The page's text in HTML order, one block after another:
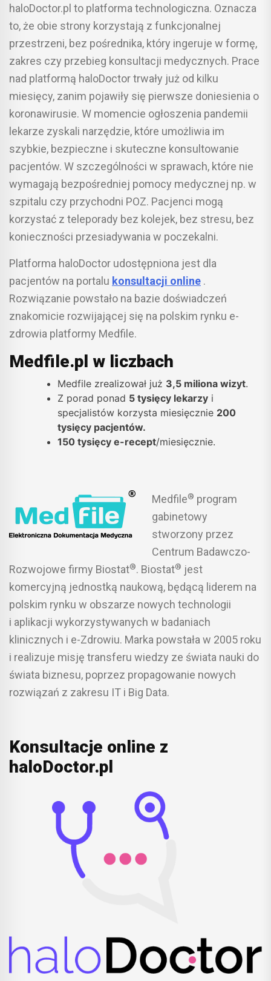
haloDoctor.pl to platforma technologiczna. Oznacza
to, że obie strony korzystają z funkcjonalnej
przestrzeni, bez pośrednika, który ingeruje w formę,
zakres czy przebieg konsultacji medycznych. Prace
nad platformą haloDoctor trwały już od kilku
miesięcy, zanim pojawiły się pierwsze doniesienia o
koronawirusie. W momencie ogłoszenia pandemii
lekarze zyskali narzędzie, które umożliwia im
szybkie, bezpieczne i skuteczne konsultowanie
pacjentów. W szczególności w sprawach, które nie
wymagają bezpośredniej pomocy medycznej np. w
szpitalu czy przychodni POZ. Pacjenci mogą
korzystać z teleporady bez kolejek, bez stresu, bez
konieczności przesiadywania w poczekalni.
Platforma haloDoctor udostępniona jest dla
pacjentów na portalu konsultacji online .
Rozwiązanie powstało na bazie doświadczeń
znakomicie rozwijającej się na polskim rynku e-
zdrowia platformy Medfile.
Medfile.pl w liczbach
Medfile zrealizował już 3,5 miliona wizyt.
Z porad ponad 5 tysięcy lekarzy i
specjalistów korzysta miesięcznie 200
tysięcy pacjentów.
150 tysięcy e-recept/miesięcznie.
Medfile® program
gabinetowy
stworzony przez
Centrum Badawczo-
Rozwojowe firmy Biostat®. Biostat® jest
komercyjną jednostką naukową, będącą liderem na
polskim rynku w obszarze nowych technologii
i aplikacji wykorzystywanych w badaniach
klinicznych i e-Zdrowiu. Marka powstała w 2005 roku
i realizuje misję transferu wiedzy ze świata nauki do
świata biznesu, poprzez propagowanie nowych
rozwiązań z zakresu IT i Big Data.
Konsultacje online z
haloDoctor.pl